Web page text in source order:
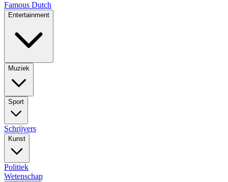
Famous Dutch
Entertainment
Muziek
Sport
Schrijvers
Kunst
Politiek
Wetenschap